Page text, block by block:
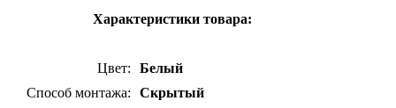
Характеристики товара:
Цвет:
Белый
Способ монтажа:
Скрытый